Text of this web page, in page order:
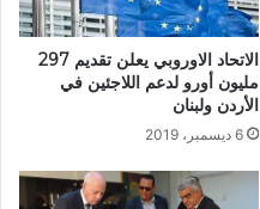
الاتحاد الاوروبي يعلن تقديم 297
مليون أورو لدعم اللاجئين في
الأردن ولبنان
6 ديسمبر، 2019